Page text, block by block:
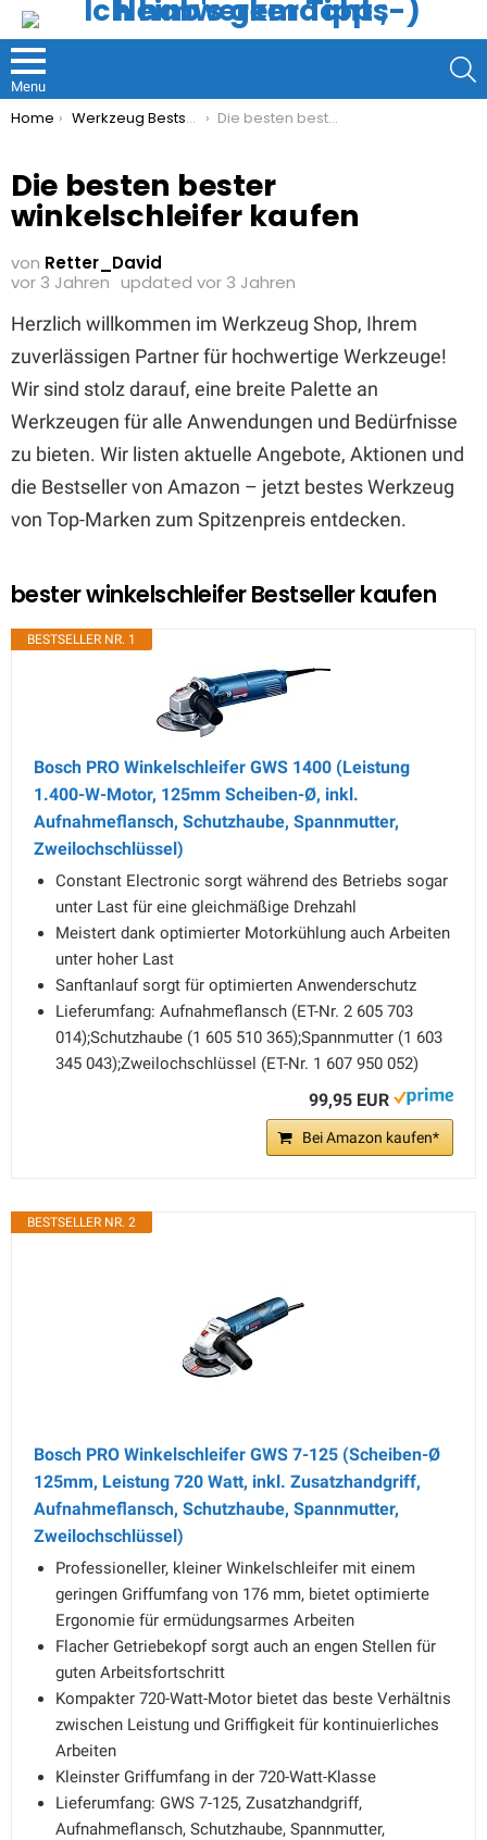
Menu
You are here:
Home Werkzeug Bestseller Die besten bester winkelschleifer kaufen
Die besten bester
winkelschleifer kaufen
von Retter_David
vor 3 Jahren updated vor 3 Jahren
Herzlich willkommen im Werkzeug Shop, Ihrem
zuverlässigen Partner für hochwertige Werkzeuge!
Wir sind stolz darauf, eine breite Palette an
Werkzeugen für alle Anwendungen und Bedürfnisse
zu bieten. Wir listen aktuelle Angebote, Aktionen und
die Bestseller von Amazon – jetzt bestes Werkzeug
von Top-Marken zum Spitzenpreis entdecken.
bester winkelschleifer Bestseller kaufen
BESTSELLER NR. 1
Bosch PRO Winkelschleifer GWS 1400 (Leistung
1.400-W-Motor, 125mm Scheiben-Ø, inkl.
Aufnahmeflansch, Schutzhaube, Spannmutter,
Zweilochschlüssel)
Constant Electronic sorgt während des Betriebs sogar
unter Last für eine gleichmäßige Drehzahl
Meistert dank optimierter Motorkühlung auch Arbeiten
unter hoher Last
Sanftanlauf sorgt für optimierten Anwenderschutz
Lieferumfang: Aufnahmeflansch (ET-Nr. 2 605 703
014);Schutzhaube (1 605 510 365);Spannmutter (1 603
345 043);Zweilochschlüssel (ET-Nr. 1 607 950 052)
99,95 EUR
Bei Amazon kaufen*
BESTSELLER NR. 2
Bosch PRO Winkelschleifer GWS 7-125 (Scheiben-Ø
125mm, Leistung 720 Watt, inkl. Zusatzhandgriff,
Aufnahmeflansch, Schutzhaube, Spannmutter,
Zweilochschlüssel)
Professioneller, kleiner Winkelschleifer mit einem
geringen Griffumfang von 176 mm, bietet optimierte
Ergonomie für ermüdungsarmes Arbeiten
Flacher Getriebekopf sorgt auch an engen Stellen für
guten Arbeitsfortschritt
Kompakter 720-Watt-Motor bietet das beste Verhältnis
zwischen Leistung und Griffigkeit für kontinuierliches
Arbeiten
Kleinster Griffumfang in der 720-Watt-Klasse
Lieferumfang: GWS 7-125, Zusatzhandgriff,
Aufnahmeflansch, Schutzhaube, Spannmutter,